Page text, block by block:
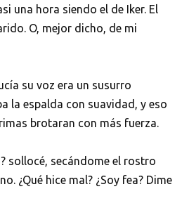
una hora siendo el de Iker. El
O, mejor dicho, de mi
su voz era un susurro
la espalda con suavidad, y eso
brotaran con más fuerza.
sollocé, secándome el rostro
¿Qué hice mal? ¿Soy fea? Dime